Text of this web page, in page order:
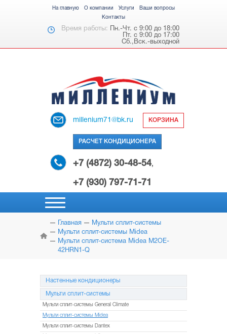
На главную О компании Услуги
Ваши вопросы
Контакты
Время работы: Пн.-Чт. с 9:00 до 18:00
Пт. с 9:00 до 17:00
Сб.,Вск.-выходной
millenium71@bk.ru КОРЗИНА
РАСЧЕТ КОНДИЦИОНЕРА
+7 (4872) 30-48-54,
+7 (930) 797-71-71
НАСТЕННЫЕ
КОНДИЦИОНЕРЫ
МУЛЬТИ
НАПОЛЬНО-ПОТОЛОЧНЫЕ
СИСТЕМЫ
КОНДИЦИОНЕРЫ
Главная
Мульти сплит-системы
Мульти сплит-системы Midea
Мульти сплит-система Midea M2OE-
42HRN1-Q
Настенные кондиционеры
Мульти сплит-системы
Мульти сплит-системы General Climate
Мульти сплит-системы Midea
Мульти сплит-системы Dantex